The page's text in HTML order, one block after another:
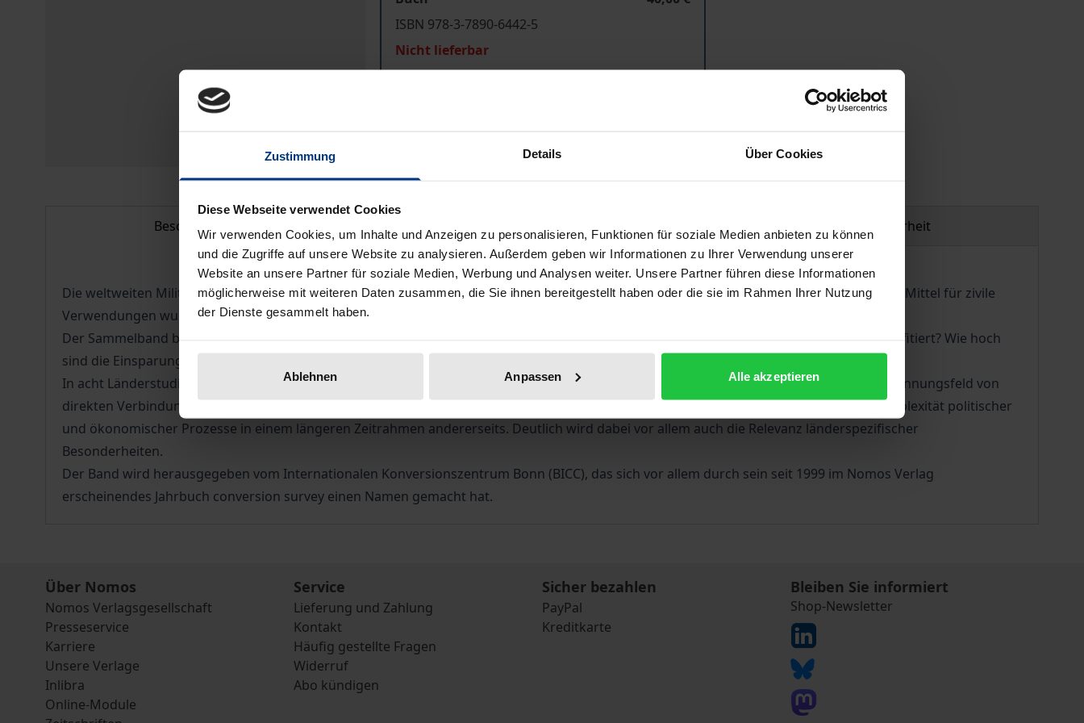
Zustimmung Details Über Cookies
Diese Webseite verwendet Cookies
Wir verwenden Cookies, um Inhalte und Anzeigen zu personalisieren, Funktionen für soziale Medien anbieten zu können
und die Zugriffe auf unsere Website zu analysieren. Außerdem geben wir Informationen zu Ihrer Verwendung unserer
Website an unsere Partner für soziale Medien, Werbung und Analysen weiter. Unsere Partner führen diese Informationen
möglicherweise mit weiteren Daten zusammen, die Sie ihnen bereitgestellt haben oder die sie im Rahmen Ihrer Nutzung
der Dienste gesammelt haben.
Ablehnen Anpassen Alle akzeptieren
ISBN 978-3-7890-6442-5
Nicht lieferbar
Beschreibung Bibliografische Angaben Produktsicherheit
Die weltweiten Militärausgaben sind seit dem Ende des Kalten Krieges vor 10 Jahren um mehr als ein Drittel gesunken. Enorme finanzielle Mittel für zivile
Verwendungen wurden frei und nährten so die Hoffnung auf eine direkte Friedensdividende für nachhaltige und soziale Entwicklung.
Der Sammelband beleuchtet Mythen und Realitäten um diese Friedensdividende. Wer hat vom Rückgang der Verteidigungsausgaben profitiert? Wie hoch
sind die Einsparungen, wie wurden sie in unterschiedlichen Ländern verwendet oder verschwanden sie durch die Folgen der Abrüstung?
In acht Länderstudien (USA, Südafrika, Deutschland, Rußland, Guatemala, Nigeria, China und Pakistan) analysieren die Autoren dieses Spannungsfeld von
direkten Verbindungen zwischen niedrigeren Militärausgaben und positiven sozio-ökonomischen Entwicklungen einerseits und der Komplexität politischer
und ökonomischer Prozesse in einem längeren Zeitrahmen andererseits. Deutlich wird dabei vor allem auch die Relevanz länderspezifischer
Besonderheiten.
Der Band wird herausgegeben vom Internationalen Konversionszentrum Bonn (BICC), das sich vor allem durch sein seit 1999 im Nomos Verlag
erscheinendes Jahrbuch conversion survey einen Namen gemacht hat.
Über Nomos
Nomos Verlagsgesellschaft
Presseservice
Karriere
Unsere Verlage
Inlibra
Online-Module
Service
Lieferung und Zahlung
Kontakt
Häufig gestellte Fragen
Widerruf
Abo kündigen
Sicher bezahlen
PayPal
Kreditkarte
Bleiben Sie informiert
Shop-Newsletter